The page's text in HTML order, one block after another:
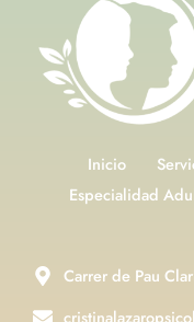
Inicio
Especialidad
Carrer de Pau